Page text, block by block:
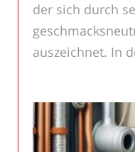
der sich durch
auszeichnet. In